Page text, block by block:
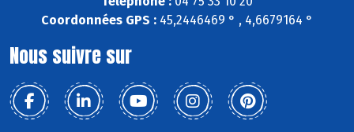
Coordonnées GPS : 45,2446469 ° , 4,6679164 °
Nous suivre sur